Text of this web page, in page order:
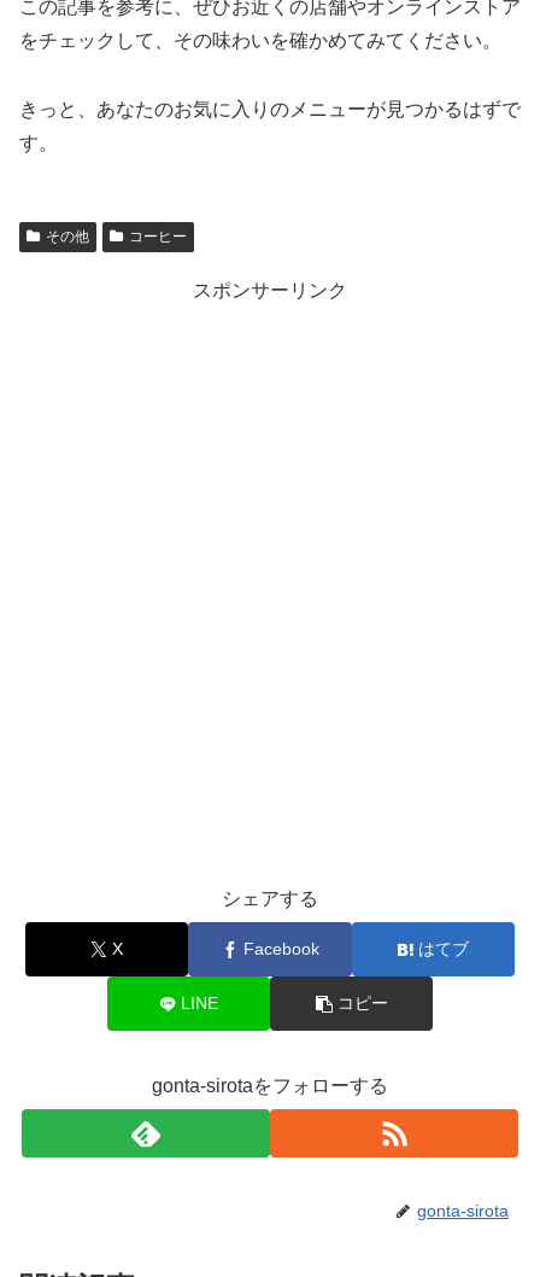
この記事を参考に、ぜひお近くの店舗やオンラインストア
をチェックして、その味わいを確かめてみてください。
きっと、あなたのお気に入りのメニューが見つかるはずで
す。
その他 コーヒー
スポンサーリンク
シェアする
X Facebook はてブ
LINE コピー
gonta-sirotaをフォローする
gonta-sirota